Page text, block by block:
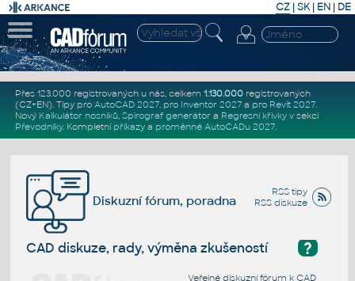
CZ | SK| EN | DE
Přes 123.000 registrovaných u nás, celkem 1.130.000registrovaných
(CZ+EN). Tipy pro AutoCAD 2027, pro Inventor 2027a pro Revit 2027.
Nový Kalkulátor nosníků, Spirograf generátor a Regresní křivkyv sekci
Převodníky. Kompletní příkazya proměnné AutoCADu 2027.
RSS tipy
RSS diskuze
Diskuzní fórum, poradna
?
CAD diskuze, rady, výměna zkušeností
Veřejné diskuzní fórum k CAD